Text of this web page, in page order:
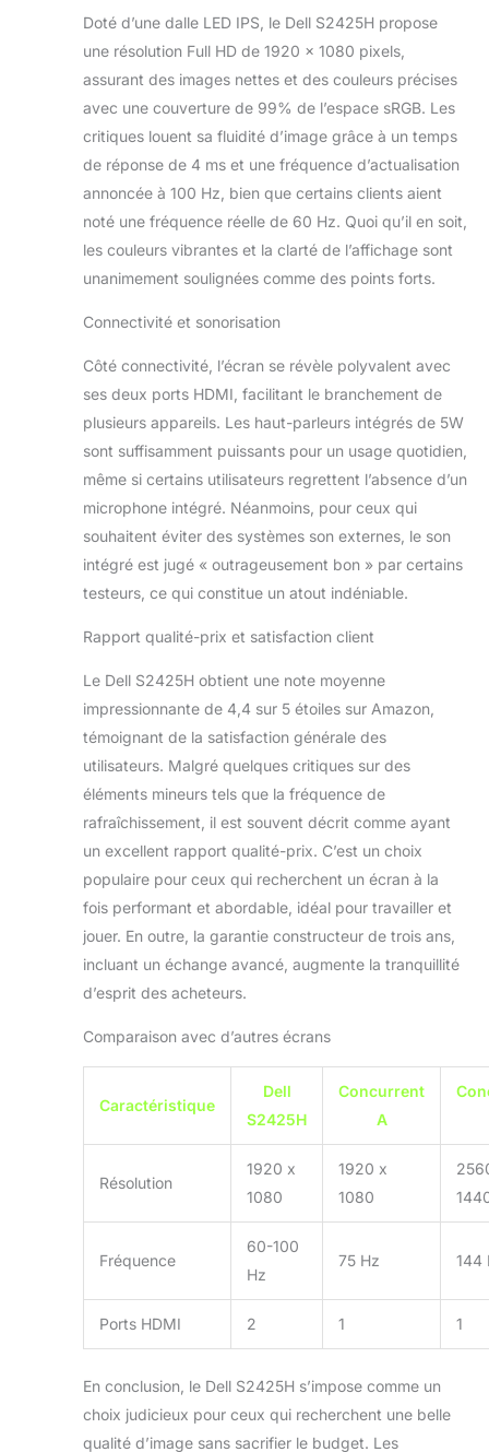
son plus précis grâce à
ample, offrant
davantage de
puissance de sortie,
une réponse en
profonde et une plage
de décibels supérieure
à celle de la génération
précédente. Choisissez
votre expérience audio
avec six profils
prédéfinis : Standard,
Voix et un profil
Doté d’une dalle LED IPS, le Dell S2425H propose
une résolution Full HD de 1920 x 1080 pixels,
assurant des images nettes et des couleurs précises
avec une couverture de 99% de l’espace sRGB. Les
critiques louent sa fluidité d’image grâce à un temps
de réponse de 4 ms et une fréquence d’actualisation
annoncée à 100 Hz, bien que certains clients aient
noté une fréquence réelle de 60 Hz. Quoi qu’il en soit,
les couleurs vibrantes et la clarté de l’affichage sont
unanimement soulignées comme des points forts.
Connectivité et sonorisation
Côté connectivité, l’écran se révèle polyvalent avec
ses deux ports HDMI, facilitant le branchement de
plusieurs appareils. Les haut-parleurs intégrés de 5W
sont suffisamment puissants pour un usage quotidien,
même si certains utilisateurs regrettent l’absence d’un
microphone intégré. Néanmoins, pour ceux qui
souhaitent éviter des systèmes son externes, le son
intégré est jugé « outrageusement bon » par certains
testeurs, ce qui constitue un atout indéniable.
Rapport qualité-prix et satisfaction client
Le Dell S2425H obtient une note moyenne
impressionnante de 4,4 sur 5 étoiles sur Amazon,
témoignant de la satisfaction générale des
utilisateurs. Malgré quelques critiques sur des
éléments mineurs tels que la fréquence de
rafraîchissement, il est souvent décrit comme ayant
un excellent rapport qualité-prix. C’est un choix
populaire pour ceux qui recherchent un écran à la
fois performant et abordable, idéal pour travailler et
jouer. En outre, la garantie constructeur de trois ans,
incluant un échange avancé, augmente la tranquillité
d’esprit des acheteurs.
Comparaison avec d’autres écrans
Caractéristique
Dell
S2425H
Concurrent
A
Résolution
1920 x
1080
1920 x
1080
Fréquence
60-100
Hz
75 Hz 144
Ports HDMI 2 1 1
En conclusion, le Dell S2425H s’impose comme un
choix judicieux pour ceux qui recherchent une belle
qualité d’image sans sacrifier le budget. Les